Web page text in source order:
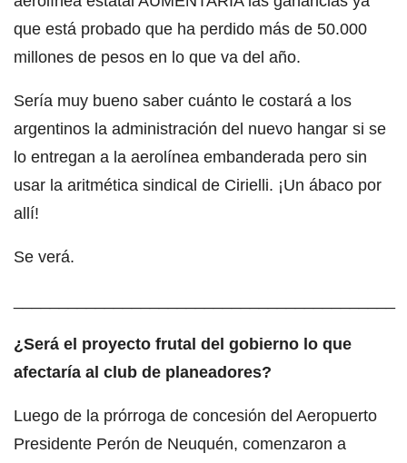
que está probado que ha perdido más de 50.000
millones de pesos en lo que va del año.
Sería muy bueno saber cuánto le costará a los
argentinos la administración del nuevo hangar si se
lo entregan a la aerolínea embanderada pero sin
usar la aritmética sindical de Cirielli. ¡Un ábaco por
allí!
Se verá.
¿Será el proyecto frutal del gobierno lo que
afectaría al club de planeadores?
Luego de la prórroga de concesión del Aeropuerto
Presidente Perón de Neuquén, comenzaron a